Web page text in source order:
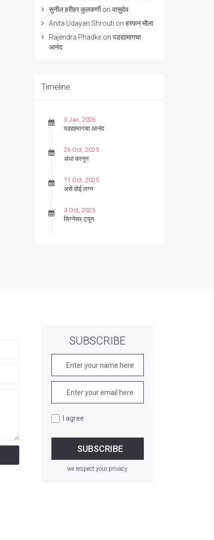
सुनील हरीहर कुलकर्णीon वासुदेव
Anita Udayan Shrouti on हरफन मौला
Rajendra Phadkeon पडद्यामागचा
आनंद
Timeline
3 Jan, 2026
पडद्यामागचा आनंद
26 Oct, 2025
अंधा कानून
11 Oct, 2025
असे होई लग्न
4 Oct, 2025
सिग्नेचर ट्यून
SUBSCRIBE
I agree
we respect your privacy